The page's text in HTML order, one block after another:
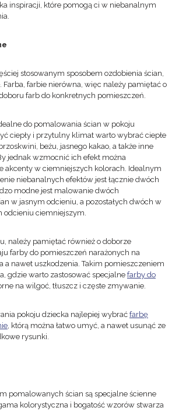
inspiracji, które pomogą ci w niebanalnym
stosowanym sposobem ozdobienia ścian,
Farba, farbie nierówna, więc należy pamiętać o
farb do konkretnych pomieszczeń.
do pomalowania ścian w pokoju
ciepły i przytulny klimat warto wybrać ciepłe
beżu, jasnego kakao, a także inne
jednak wzmocnić ich efekt można
akcenty w ciemniejszych kolorach. Idealnym
niebanalnych efektów jest łącznie dwóch
modne jest malowanie dwóch
w jasnym odcieniu, a pozostałych dwóch w
odcieniu ciemniejszym.
należy pamiętać również o doborze
farby do pomieszczeń narażonych na
a nawet uszkodzenia. Takim pomieszczeniem
gdzie warto zastosować specjalne farby do
na wilgoć, tłuszcz i częste zmywanie.
pokoju dziecka najlepiej wybrać farbę
, którą można łatwo umyć, a nawet usunąć ze
rysunki.
pomalowanych ścian są specjalne ścienne
kolorystyczna i bogatość wzorów stwarza